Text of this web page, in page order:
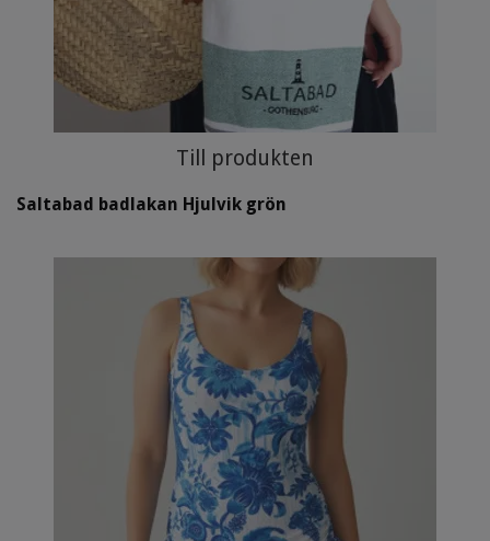
Till produkten
Saltabad badlakan Hjulvik grön